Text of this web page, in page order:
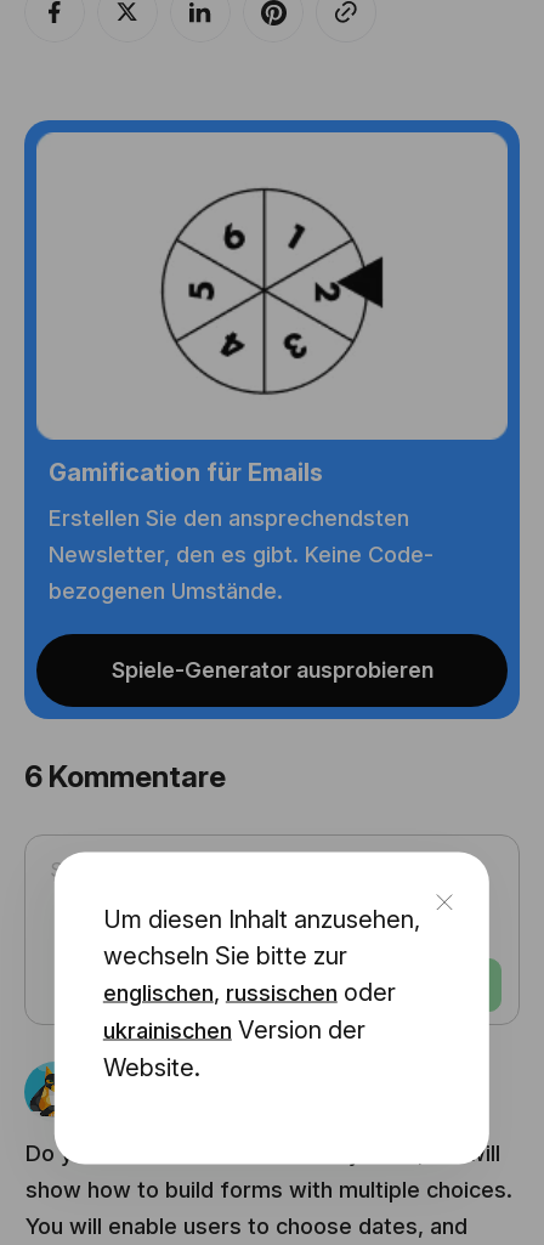
Um diesen Inhalt anzusehen,
wechseln Sie bitte zur
englischen, russischen oder
ukrainischen Version der
Website.
Gamification für Emails
Erstellen Sie den ansprechendsten
Newsletter, den es gibt. Keine Code-
bezogenen Umstände.
Spiele-Generator ausprobieren
6 Kommentare
Nga Pham
Do you have ETA for this? "Very soon, we will
show how to build forms with multiple choices.
You will enable users to choose dates, and